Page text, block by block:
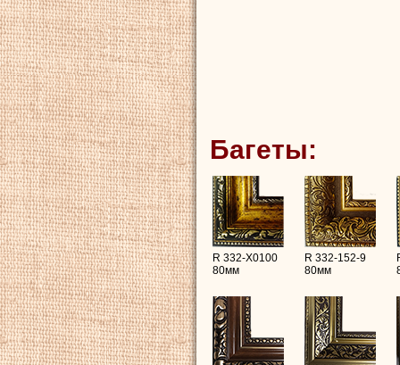
Багеты:
R 332-X0100
80мм
R 332-152-9
80мм